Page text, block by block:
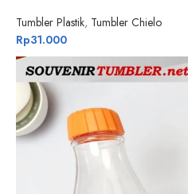
Tumbler Plastik, Tumbler Chielo
Rp31.000